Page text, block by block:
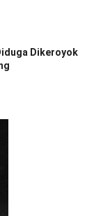
Dikeroyok